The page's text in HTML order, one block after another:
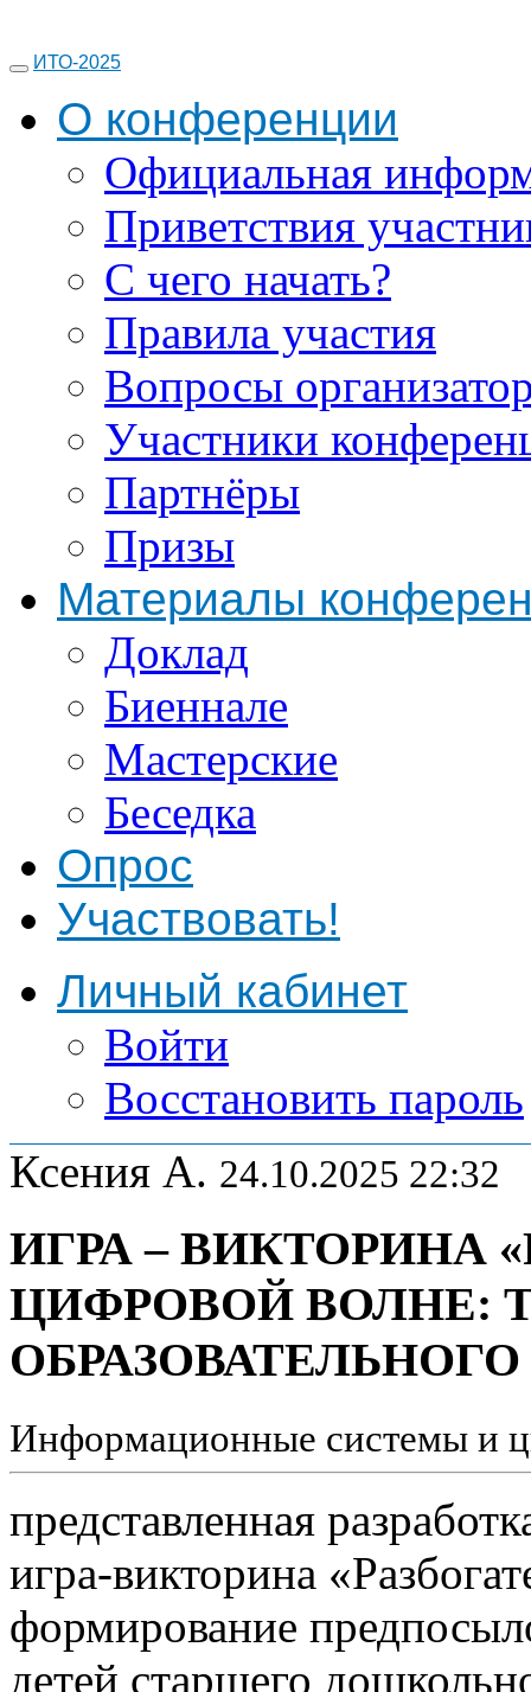
ИТО-2025
О конференции
Официальная
Приветствия
С чего начать?
Правила участия
Вопросы
Участники
Партнёры
Призы
Материалы
Доклад
Биеннале
Мастерские
Беседка
Опрос
Участвовать!
Личный кабинет
Войти
Восстановить пароль
Ксения А. 24.10.2025 22:32
ИГРА – ВИКТОРИНА
ЦИФРОВОЙ ВОЛНЕ:
Информационные системы и
представленная
игра-викторина
формирование
детей старшего